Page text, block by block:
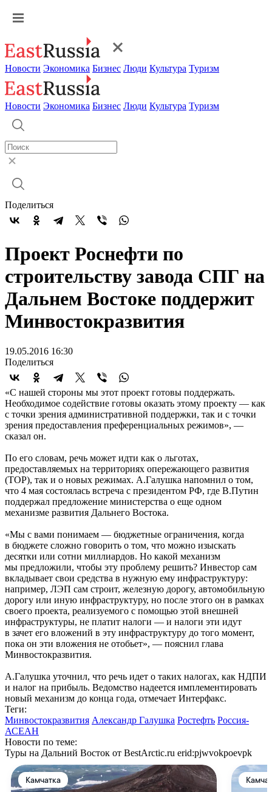
Новости Экономика Бизнес Люди Культура Туризм
Новости Экономика Бизнес Люди Культура Туризм
Поделиться
Проект Роснефти по
строительству завода СПГ на
Дальнем Востоке поддержит
Минвостокразвития
19.05.2016 16:30
Поделиться
«С нашей стороны мы этот проект готовы поддержать.
Необходимое содействие готовы оказать этому проекту — как
с точки зрения административной поддержки, так и с точки
зрения предоставления преференциальных режимов», —
сказал он.
По его словам, речь может идти как о льготах,
предоставляемых на территориях опережающего развития
(ТОР), так и о новых режимах. А.Галушка напомнил о том,
что 4 мая состоялась встреча с президентом РФ, где В.Путин
поддержал предложение министерства о еще одном
механизме развития Дальнего Востока.
«Мы с вами понимаем — бюджетные ограничения, когда
в бюджете сложно говорить о том, что можно изыскать
десятки или сотни миллиардов. Но какой механизм
мы предложили, чтобы эту проблему решить? Инвестор сам
вкладывает свои средства в нужную ему инфраструктуру:
например, ЛЭП сам строит, железную дорогу, автомобильную
дорогу или иную инфраструктуру, но после этого он в рамках
своего проекта, реализуемого с помощью этой внешней
инфраструктуры, не платит налоги — и налоги эти идут
в зачет его вложений в эту инфраструктуру до того момент,
пока он эти вложения не отобьет», — пояснил глава
Минвостокразвития.
А.Галушка уточнил, что речь идет о таких налогах, как НДПИ
и налог на прибыль. Ведомство надеется имплементировать
новый механизм до конца года, отмечает Интерфакс.
Теги:
Минвостокразвития Александр Галушка Ростефть Россия-
АСЕАН
Новости по теме:
Туры на Дальний Восток от BestArctic.ru erid:pjwvokpoevpk